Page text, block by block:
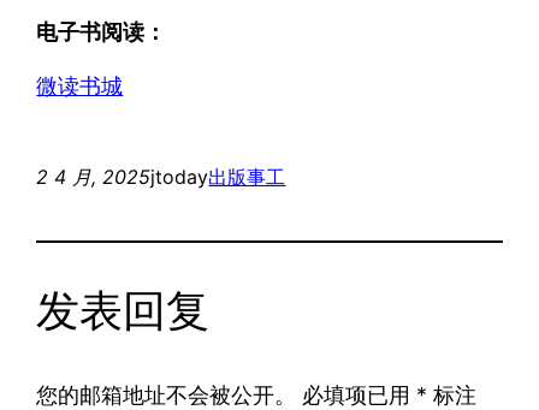
电子书阅读：
微读书城
2 4 月, 2025jtoday出版事工
发表回复
您的邮箱地址不会被公开。 必填项已用 * 标注